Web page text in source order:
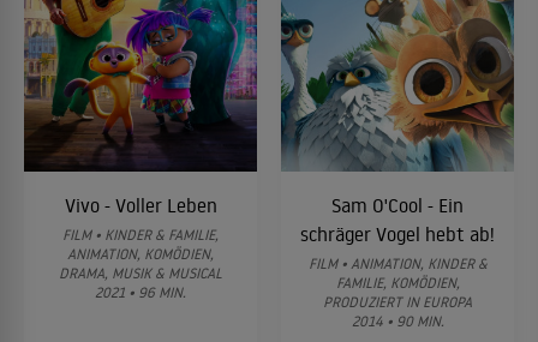
Vivo - Voller Leben
FILM • KINDER & FAMILIE,
ANIMATION, KOMÖDIEN,
DRAMA, MUSIK & MUSICAL
2021 • 96 MIN.
Sam O'Cool - Ein
schräger Vogel hebt ab!
FILM • ANIMATION, KINDER &
FAMILIE, KOMÖDIEN,
PRODUZIERT IN EUROPA
2014 • 90 MIN.